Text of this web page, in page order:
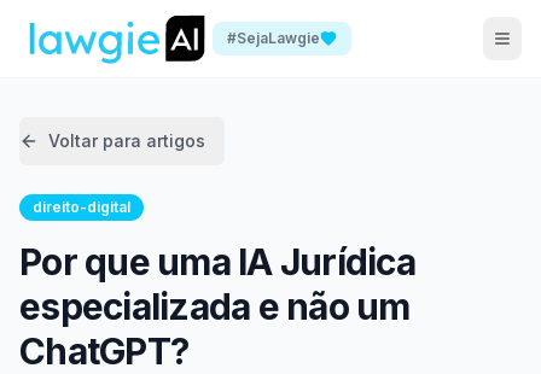
#SejaLawgie
Voltar para artigos
direito-digital
Por que uma IA Jurídica
especializada e não um
ChatGPT?